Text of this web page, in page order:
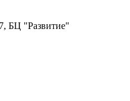
БЦ "Развитие"